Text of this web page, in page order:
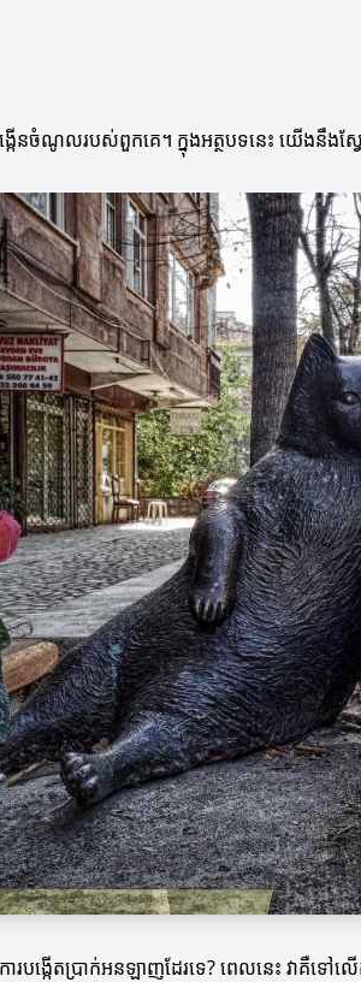
ើនចំណូលរបស់ពួកគេ។ ក្នុងអត្ថបទនេះ យើងនឹងស្
ការបង្កើតប្រាក់អនឡាញដែរទេ? ពេលនេះ វាគឺ